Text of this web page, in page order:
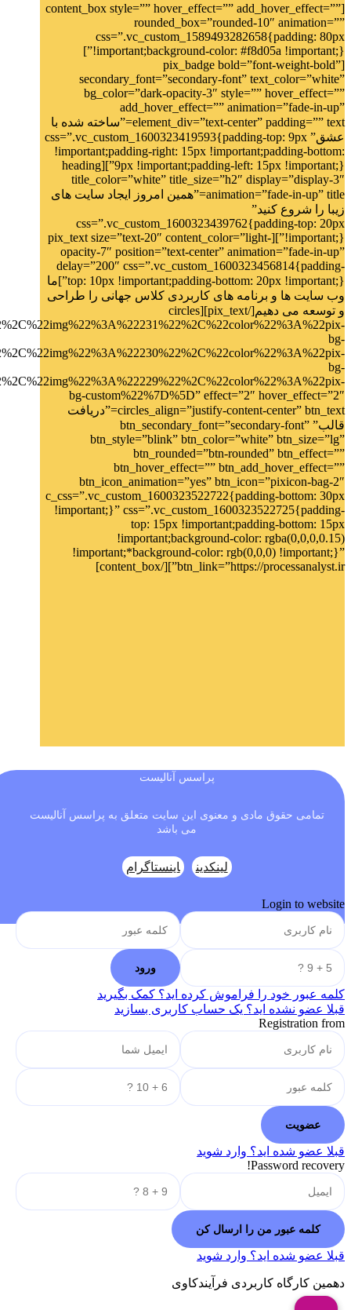
[content_box style=”” hover_effect=”” add_hover_effect=””
rounded_box=”rounded-10″ animation=””
css=”.vc_custom_1589493282658{padding: 80px
!important;background-color: #f8d05a !important;}”]
[pix_badge bold=”font-weight-bold”
secondary_font=”secondary-font” text_color=”white”
bg_color=”dark-opacity-3″ style=”” hover_effect=””
add_hover_effect=”” animation=”fade-in-up”
element_div=”text-center” padding=”” text=”ساخته شده با
عشق” css=”.vc_custom_1600323419593{padding-top: 9px
!important;padding-right: 15px !important;padding-bottom:
9px !important;padding-left: 15px !important;}”][heading
title_color=”white” title_size=”h2″ display=”display-3″
animation=”fade-in-up” title=”همین امروز ایجاد سایت های
زیبا را شروع کنید”
css=”.vc_custom_1600323439762{padding-top: 20px
!important;}”][pix_text size=”text-20″ content_color=”light-
opacity-7″ position=”text-center” animation=”fade-in-up”
delay=”200″ css=”.vc_custom_1600323456814{padding-
top: 10px !important;padding-bottom: 20px !important;}”]ما
وب سایت ها و برنامه های کاربردی کلاس جهانی را طراحی
و توسعه می دهیم[/pix_text][circles
bg-
bg-
bg-custom%22%7D%5D” effect=”2″ hover_effect=”2″
circles_align=”justify-content-center” btn_text=”دریافت
قالب” btn_secondary_font=”secondary-font”
btn_style=”blink” btn_color=”white” btn_size=”lg”
btn_rounded=”btn-rounded” btn_effect=””
btn_hover_effect=”” btn_add_hover_effect=””
btn_icon_animation=”yes” btn_icon=”pixicon-bag-2″
c_css=”.vc_custom_1600323522722{padding-bottom: 30px
!important;}” css=”.vc_custom_1600323522725{padding-
top: 15px !important;padding-bottom: 15px
!important;background-color: rgba(0,0,0,0.15)
!important;*background-color: rgb(0,0,0) !important;}”
btn_link=”https://processanalyst.ir”][/content_box]
پراسس آنالیست
تمامی حقوق مادی و معنوی این سایت متعلق به پراسس آنالیست
می باشد
لینکدین اینستاگرام
Login to website
کلمه عبور خود را فراموش کرده اید؟ کمک بگیرید
قبلا عضو نشده اید؟ یک حساب کاربری بسازید
Registration from
قبلا عضو شده اید؟ وارد شوید
Password recovery!
قبلا عضو شده اید؟ وارد شوید
دهمین کارگاه کاربردی فرآیندکاوی